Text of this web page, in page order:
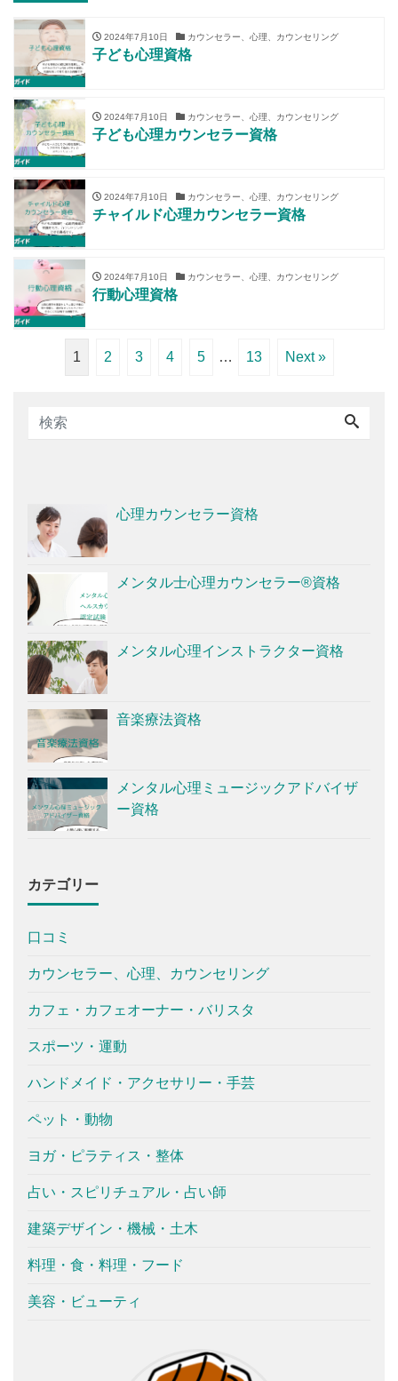
2024年7月10日 カウンセラー、心理、カウンセリング
子ども心理資格
2024年7月10日 カウンセラー、心理、カウンセリング
子ども心理カウンセラー資格
2024年7月10日 カウンセラー、心理、カウンセリング
チャイルド心理カウンセラー資格
2024年7月10日 カウンセラー、心理、カウンセリング
行動心理資格
1 2 3 4 5 … 13 Next »
心理カウンセラー資格
メンタル士心理カウンセラー®資格
メンタル心理インストラクター資格
音楽療法資格
メンタル心理ミュージックアドバイザ
ー資格
カテゴリー
口コミ
カウンセラー、心理、カウンセリング
カフェ・カフェオーナー・バリスタ
スポーツ・運動
ハンドメイド・アクセサリー・手芸
ペット・動物
ヨガ・ピラティス・整体
占い・スピリチュアル・占い師
建築デザイン・機械・土木
料理・食・料理・フード
美容・ビューティ